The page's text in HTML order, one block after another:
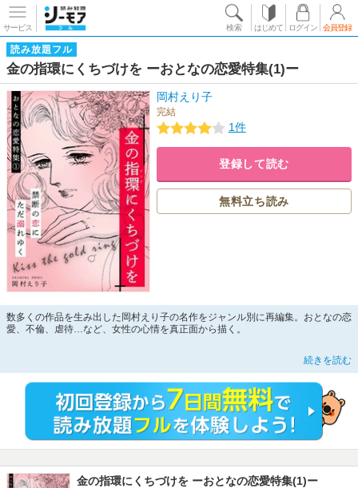
サービス 検索 はじめて ログイン 会員登録
読み放題フル
金の指環にくちづけを ーおとなの恋愛特集(1)ー
岡村えり子
完結
1件
登録して読む
無料立ち読み
数多くの作品を生み出した岡村えり子の名作をジャンル別に再編集。おとなの恋
愛、不倫、虐待…など、女性の心情を真正面から描く。
姉のフィアンセに恋をしてしまった侑子。叶わぬ恋とはわかっているが愛する人
に買ってもらうのが夢だった「金の指環」を彼にねだる。姉の幸せを願うのか、
〈収録作品〉
金の指環にくちづけを
スウィート・ホーム
赤い靴
春夏愁冬
続きを読む
金の指環にくちづけを ーおとなの恋愛特集(1)ー